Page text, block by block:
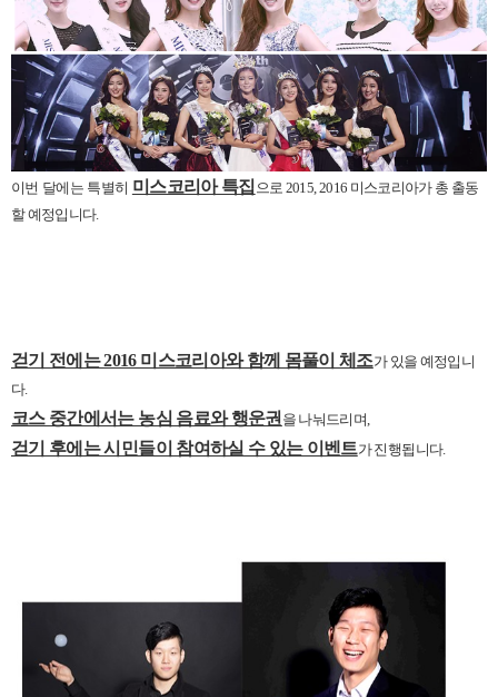
이번 달에는 특별히 미스코리아 특집 으로 2015, 2016 미스코리아가 총 출동
할 예정입니다.
걷기 전에는 2016 미스코리아와 함께 몸풀이 체조가 있을 예정입니
다.
코스 중간에서는 농심 음료와 행운권 을 나눠드리며
걷기 후에는 시민들이 참여하실 수 있는 이벤트가 진행됩니다.